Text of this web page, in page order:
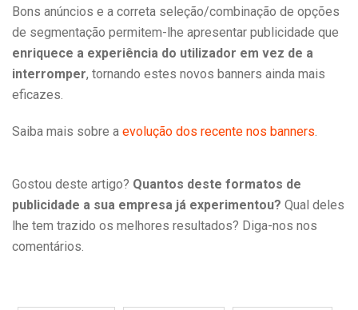
Bons anúncios e a correta seleção/combinação de opções
de segmentação permitem-lhe apresentar publicidade que
enriquece a experiência do utilizador em vez de a
interromper, tornando estes novos banners ainda mais
eficazes.
Saiba mais sobre a evolução dos recente nos banners.
Gostou deste artigo? Quantos deste formatos de
publicidade a sua empresa já experimentou? Qual deles
lhe tem trazido os melhores resultados? Diga-nos nos
comentários.